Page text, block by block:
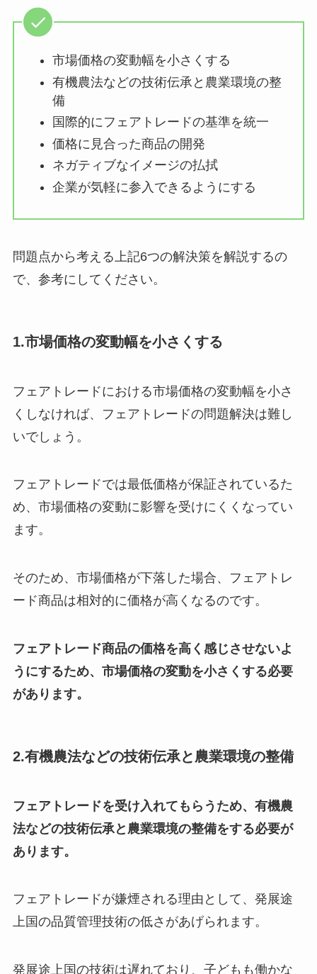
市場価格の変動幅を小さくする
有機農法などの技術伝承と農業環境の整
備
国際的にフェアトレードの基準を統一
価格に見合った商品の開発
ネガティブなイメージの払拭
企業が気軽に参入できるようにする
問題点から考える上記6つの解決策を解説するの
で、参考にしてください。
1.市場価格の変動幅を小さくする
フェアトレードにおける市場価格の変動幅を小さ
くしなければ、フェアトレードの問題解決は難し
いでしょう。
フェアトレードでは最低価格が保証されているた
め、市場価格の変動に影響を受けにくくなってい
ます。
そのため、市場価格が下落した場合、フェアトレ
ード商品は相対的に価格が高くなるのです。
フェアトレード商品の価格を高く感じさせないよ
うにするため、市場価格の変動を小さくする必要
があります。
2.有機農法などの技術伝承と農業環境の整備
フェアトレードを受け入れてもらうため、有機農
法などの技術伝承と農業環境の整備をする必要が
あります。
フェアトレードが嫌煙される理由として、発展途
上国の品質管理技術の低さがあげられます。
発展途上国の技術は遅れており、子どもも働かな